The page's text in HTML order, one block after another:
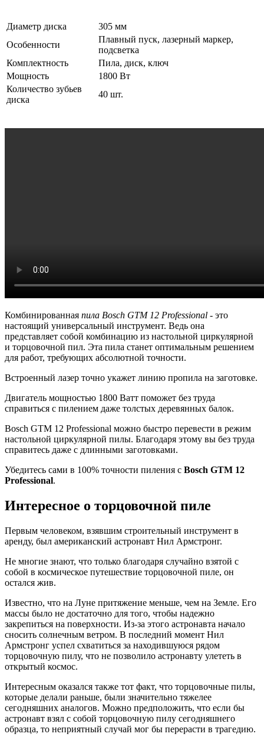
Диаметр диска
305 мм
Особенности
Плавный пуск, лазерный маркер,
подсветка
Комплектность
Пила, диск, ключ
Мощность
1800 Вт
Количество зубьев
диска
40 шт.
Комбинированная пила Bosch GTM 12 Professional - это
настоящий универсальный инструмент. Ведь она
представляет собой комбинацию из настольной циркулярной
и торцовочной пил. Эта пила станет оптимальным решением
для работ, требующих абсолютной точности.
Встроенный лазер точно укажет линию пропила на заготовке.
Двигатель мощностью 1800 Ватт поможет без труда
справиться с пилением даже толстых деревянных балок.
Bosch GTM 12 Professional можно быстро перевести в режим
настольной циркулярной пилы. Благодаря этому вы без труда
справитесь даже с длинными заготовками.
Убедитесь сами в 100% точности пиления с Bosch GTM 12
Professional.
Интересное о торцовочной пиле
Первым человеком, взявшим строительный инструмент в
аренду, был американский астронавт Нил Армстронг.
Не многие знают, что только благодаря случайно взятой с
собой в космическое путешествие торцовочной пиле, он
остался жив.
Известно, что на Луне притяжение меньше, чем на Земле. Его
массы было не достаточно для того, чтобы надежно
закрепиться на поверхности. Из-за этого астронавта начало
сносить солнечным ветром. В последний момент Нил
Армстронг успел схватиться за находившуюся рядом
торцовочную пилу, что не позволило астронавту улететь в
открытый космос.
Интересным оказался также тот факт, что торцовочные пилы,
которые делали раньше, были значительно тяжелее
сегодняшних аналогов. Можно предположить, что если бы
астронавт взял с собой торцовочную пилу сегодняшнего
образца, то неприятный случай мог бы перерасти в трагедию.